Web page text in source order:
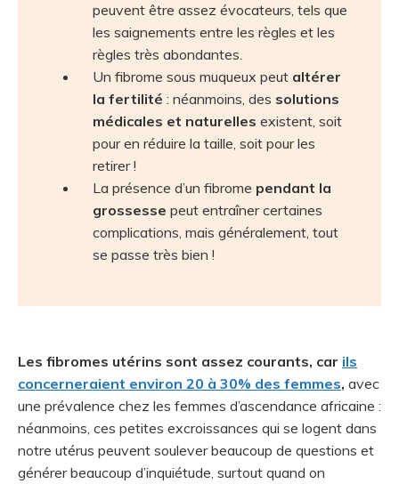
peuvent être assez évocateurs, tels que
les saignements entre les règles et les
règles très abondantes.
Un fibrome sous muqueux peut altérer
la fertilité : néanmoins, des solutions
médicales et naturelles existent, soit
pour en réduire la taille, soit pour les
retirer !
La présence d’un fibrome pendant la
grossesse peut entraîner certaines
complications, mais généralement, tout
se passe très bien !
Les fibromes utérins sont assez courants, car ils
concerneraient environ 20 à 30% des femmes, avec
une prévalence chez les femmes d’ascendance africaine :
néanmoins, ces petites excroissances qui se logent dans
notre utérus peuvent soulever beaucoup de questions et
générer beaucoup d’inquiétude, surtout quand on